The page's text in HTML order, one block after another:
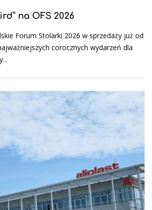
na OFS 2026
Forum Stolarki 2026 w sprzedaży już od
corocznych wydarzeń dla